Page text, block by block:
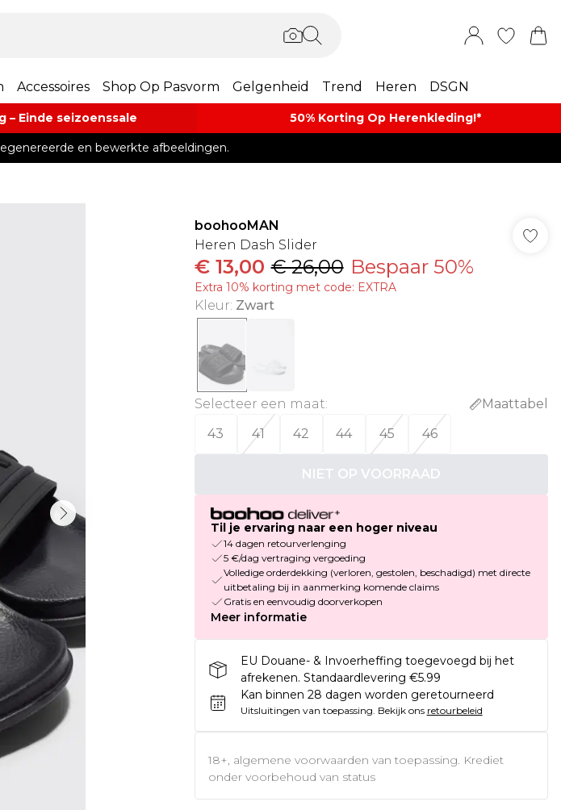
Accessoires Shop Op Pasvorm Gelgenheid Trend Heren DSGN
– Einde seizoenssale 50% Korting Op Herenkleding​!*​
en bewerkte afbeeldingen.
boohooMAN
Heren Dash Slider
€ 13,00 € 26,00 Bespaar 50%
Extra 10% korting met code: EXTRA
Kleur: Zwart
Selecteer een maat:
Maattabel
43
41 42 44 45 46
NIET OP VOORRAAD
Til je ervaring naar een hoger niveau
14 dagen retourverlenging
5 €/dag vertraging vergoeding
Volledige orderdekking (verloren, gestolen, beschadigd) met directe
uitbetaling bij in aanmerking komende claims
Gratis en eenvoudig doorverkopen
Meer informatie
EU Douane- & Invoerheffing toegevoegd bij het
afrekenen. Standaardlevering €5.99
Kan binnen 28 dagen worden geretourneerd
Uitsluitingen van toepassing. Bekijk ons retourbeleid
18+, algemene voorwaarden van toepassing. Krediet
onder voorbehoud van status